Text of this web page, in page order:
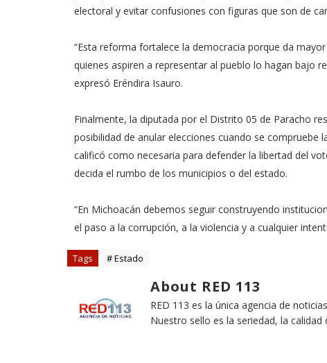
electoral y evitar confusiones con figuras que son de
“Esta reforma fortalece la democracia porque da
quienes aspiren a representar al pueblo lo hagan bajo
expresó Eréndira Isauro.
Finalmente, la diputada por el Distrito 05 de Paracho
posibilidad de anular elecciones cuando se compruebe
calificó como necesaria para defender la libertad del
decida el rumbo de los municipios o del estado.
“En Michoacán debemos seguir construyendo
el paso a la corrupción, a la violencia y a cualquier
Tags # Estado
About RED 113
RED 113 es la única agencia de
Nuestro sello es la seriedad, la